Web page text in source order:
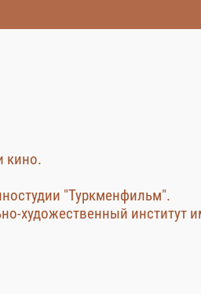
кино.
"Туркменфильм".
художественный институт